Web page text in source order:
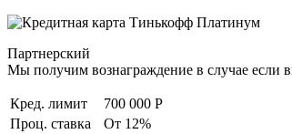
Партнерский
Мы получим вознаграждение в случае если
Кред. лимит
700 000 Р
Проц. ставка
От 12%